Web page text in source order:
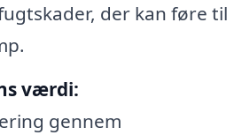
der kan føre til
værdi:
gennem